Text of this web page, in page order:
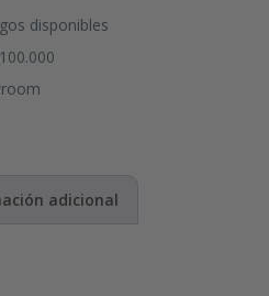
disponibles
adicional